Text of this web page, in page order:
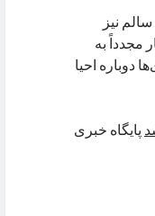
نیز
مجدداً به
دوباره احیا
پایگاه خبری